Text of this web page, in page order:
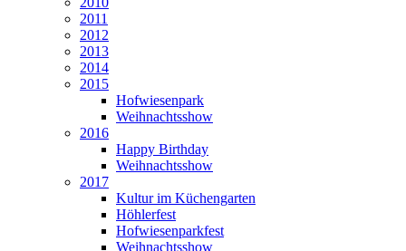
2011
2012
2013
2014
2015
Hofwiesenpark
Weihnachtsshow
2016
Happy Birthday
Weihnachtsshow
2017
Kultur im Küchengarten
Höhlerfest
Hofwiesenparkfest
Weihnachtsshow